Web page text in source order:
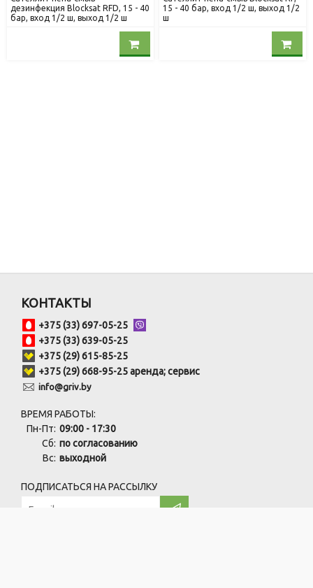
дезинфекция Blocksat RFD, 15 - 40
бар, вход 1/2 ш, выход 1/2 ш
15 - 40 бар, вход 1/2 ш, выход 1/2
ш
КОНТАКТЫ
+375 (33) 697-05-25
+375 (33) 639-05-25
+375 (29) 615-85-25
+375 (29) 668-95-25 аренда; сервис
info@griv.by
ВРЕМЯ РАБОТЫ:
Пн-Пт: 09:00 - 17:30
Сб: по согласованию
Вс: выходной
ПОДПИСАТЬСЯ НА РАССЫЛКУ